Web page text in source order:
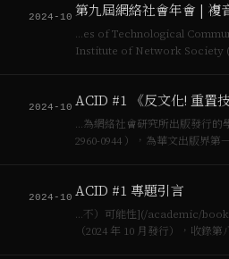
2024-10
…es of Technological
Institute of Network Society
2024-10
…為網絡社會研究所出版發行的
2960-0944 ），為華文出版界第
EPUB格式…
2024-10 ACID #1 專題引言
…不）可能性](/academic/
（2024 年 10 月發行），收錄第